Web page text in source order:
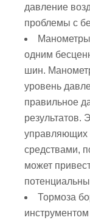
давление
проблемы с
одним
шин.
уровень
правильное
результатов.
управляющих
средствами,
может
Тормоза